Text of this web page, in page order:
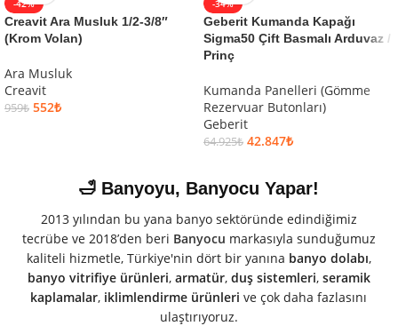
-42%
Creavit Ara Musluk 1/2-3/8″
(Krom Volan)
Ara Musluk
Creavit
959₺ 552₺
-34%
Geberit Kumanda Kapağı
Sigma50 Çift Basmalı Arduvaz /
Prinç
Kumanda Panelleri (Gömme
Rezervuar Butonları)
Geberit
64.925₺ 42.847₺
🛁 Banyoyu, Banyocu Yapar!
2013 yılından bu yana banyo sektöründe edindiğimiz
tecrübe ve 2018’den beri Banyocu markasıyla sunduğumuz
kaliteli hizmetle, Türkiye'nin dört bir yanına banyo dolabı,
banyo vitrifiye ürünleri, armatür, duş sistemleri, seramik
kaplamalar, iklimlendirme ürünleri ve çok daha fazlasını
ulaştırıyoruz.